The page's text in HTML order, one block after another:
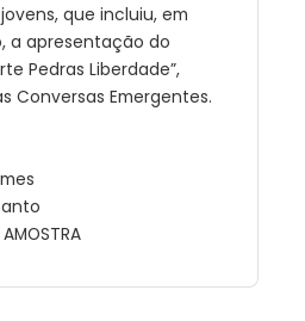
que incluiu, em
a apresentação do
Pedras Liberdade”,
Conversas Emergentes.